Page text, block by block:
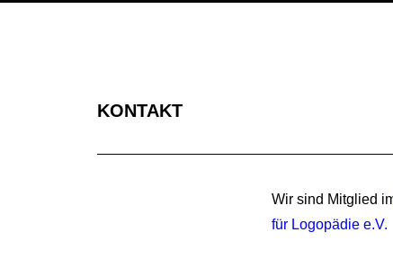
KONTAKT
Wir sind Mitglied
für Logopädie e.V.